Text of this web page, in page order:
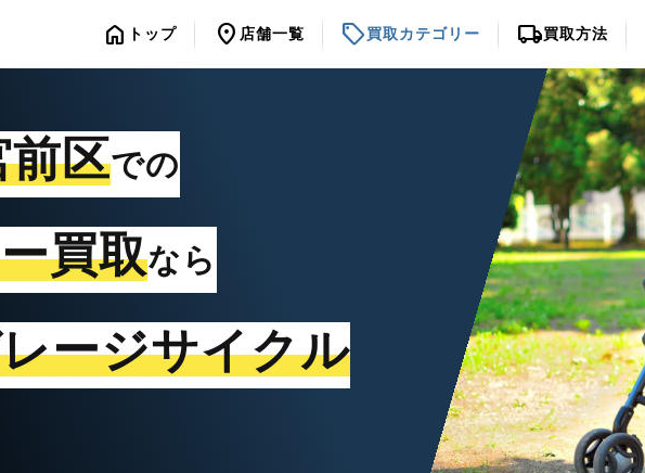
home トップ location_on 店舗一覧 sell買取カテゴリー local_shipping買取方法
前区での
買取なら
ージサイクル